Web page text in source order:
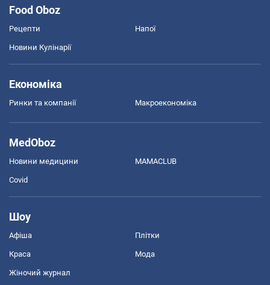
Food Oboz
Рецепти Напої
Новини Кулінарії
Економіка
Ринки та компанії Макроекономіка
MedOboz
Новини медицини MAMACLUB
Covid
Шоу
Афіша Плітки
Краса Мода
Жіночий журнал